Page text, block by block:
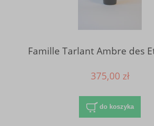
Famille Tarlant Ambre des
375,00 zł
do koszyka